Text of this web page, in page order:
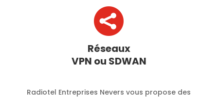

Réseaux
VPN ou SDWAN
Radiotel Entreprises Nevers vous propose des